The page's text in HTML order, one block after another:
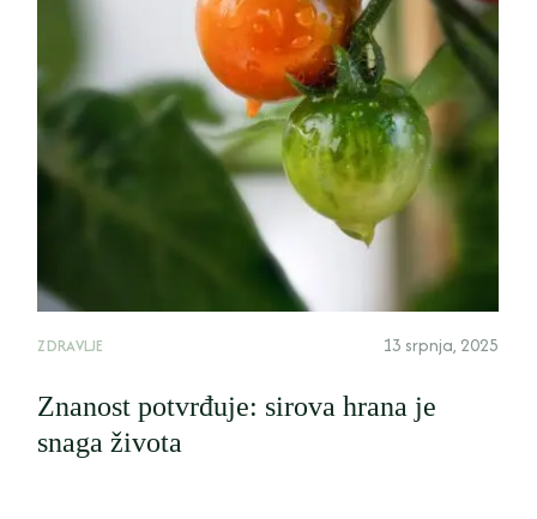
ZDRAVLJE 13 srpnja, 2025
Znanost potvrđuje: sirova hrana je
snaga života